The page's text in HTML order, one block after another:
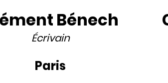
Bénech
Écrivain
Paris